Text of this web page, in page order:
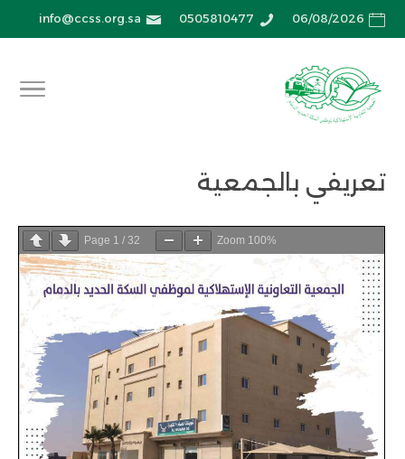
06/08/2026
0505810477
info@ccss.org.sa
تعريفي بالجمعية
Page 1 / 32 Zoom 100%